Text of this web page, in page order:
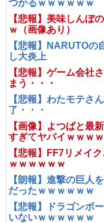
つかるｗｗｗｗｗｗ
【悲報】美味しんぼ
ｗ（画像あり）
【悲報】NARUTO
し大炎上
【悲報】ゲーム会社
まう・・・
【悲報】わたモテさ
了・・・
【画像】よつばと最
すぎてヤバイｗｗｗ
【悲報】FF7リメイ
ｗｗｗｗｗｗ
【朗報】進撃の巨人
だったｗｗｗｗｗｗ
【悲報】ドラゴンボ
いないｗｗｗｗｗｗ